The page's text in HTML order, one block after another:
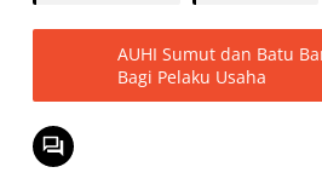
AUHI Sumut dan Batu
Bagi Pelaku Usaha